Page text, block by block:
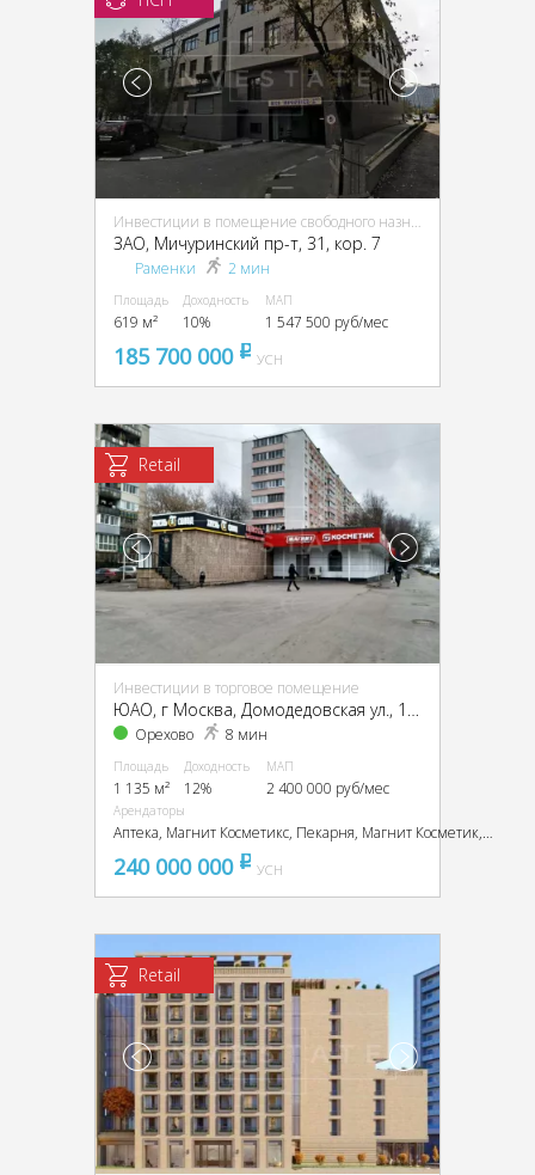
Инвестиции в помещение свободного назначения (ПСН)
ЗАО, Мичуринский пр-т, 31, кор. 7
Раменки 2 мин
Площадь
619 м²
Доходность
10%
МАП
1 547 500 руб/мес
185 700 000 pуб
УСН
Retail
Инвестиции в торговое помещение
Орехово 8 мин
Площадь
1 135 м²
Доходность
12%
МАП
2 400 000 руб/мес
Арендаторы
Аптека, Магнит Косметикс, Пекарня, Магнит Косметик, Пекарня, Хозтовары, Аптека
240 000 000 pуб
УСН
Retail